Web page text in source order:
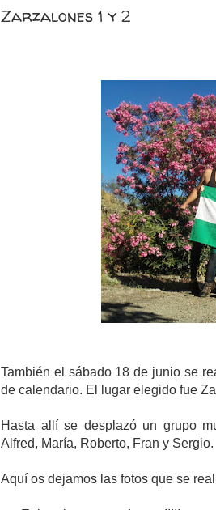
Zarzalones 1 y 2
También el sábado 18 de junio se
de calendario. El lugar elegido fue
Hasta allí se desplazó un grupo
Alfred, María, Roberto, Fran y Sergio.
Aquí os dejamos las fotos que se